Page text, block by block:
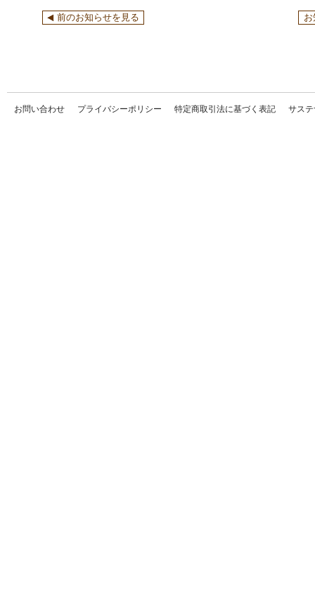
前のお知らせを見る
お問い合わせ プライバシーポリシー 特定商取引法に基づく表記 サス